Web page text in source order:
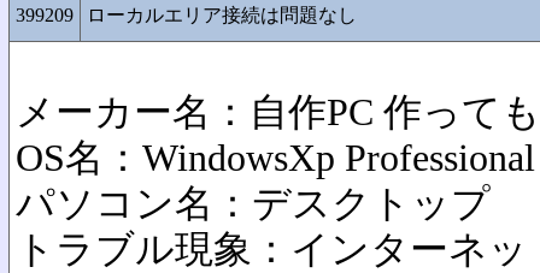
399209 ローカルエリア接続は問題なし
メーカー名：自作PC 作って
OS名：WindowsXp Professional
パソコン名：デスクトップ
トラブル現象：インターネ